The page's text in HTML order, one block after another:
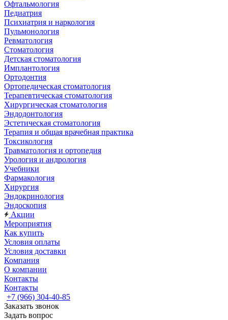
Офтальмология
Педиатрия
Психиатрия и наркология
Пульмонология
Ревматология
Стоматология
Детская стоматология
Имплантология
Ортодонтия
Ортопедическая стоматология
Терапевтическая стоматология
Хирургическая стоматология
Эндодонтология
Эстетическая стоматология
Терапия и общая врачебная практика
Токсикология
Травматология и ортопедия
Урология и андрология
Учебники
Фармакология
Хирургия
Эндокринология
Эндоскопия
Акции
Мероприятия
Как купить
Условия оплаты
Условия доставки
Компания
О компании
Контакты
Контакты
+7 (966) 304-40-85
Заказать звонок
Задать вопрос